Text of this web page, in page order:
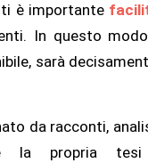
è importante
In questo
sarà
da racconti,
propria tesi